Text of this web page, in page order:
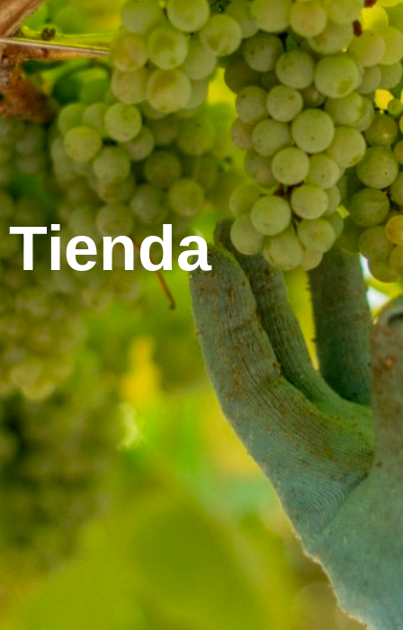
Tienda